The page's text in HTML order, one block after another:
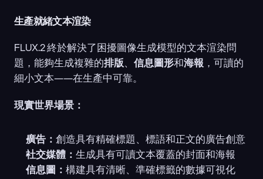
生產就緒文本渲染
FLUX.2 終於解決了困擾圖像生成模型的文本渲染問
題，能夠生成複雜的排版、 信息圖形和海報 ，可讀的
細小文本——在生產中可靠。
現實世界場景：
廣告： 創造具有精確標題、標語和正文的廣告創意
社交媒體： 生成具有可讀文本覆蓋的封面和海報
信息圖： 構建具有清晰、準確標籤的數據可視化